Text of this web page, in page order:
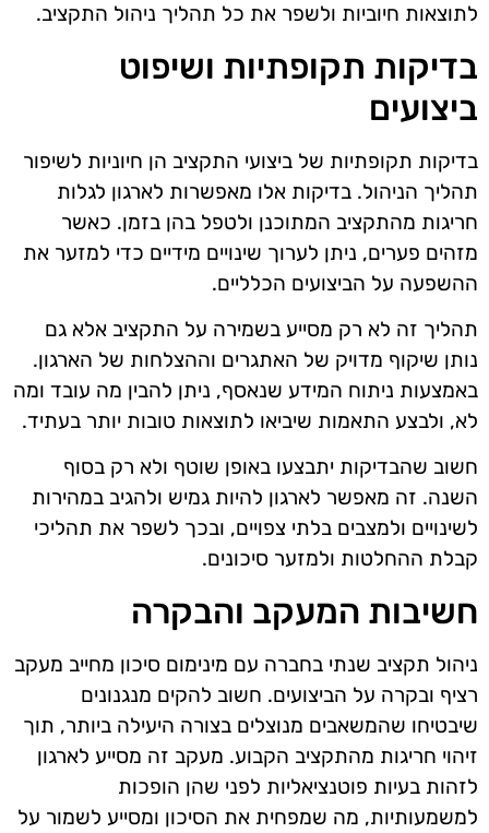
לתוצאות חיוביות ולשפר את כל תהליך ניהול התקציב.
בדיקות תקופתיות ושיפוט
ביצועים
בדיקות תקופתיות של ביצועי התקציב הן חיוניות לשיפור
תהליך הניהול. בדיקות אלו מאפשרות לארגון לגלות
חריגות מהתקציב המתוכנן ולטפל בהן בזמן. כאשר
מזהים פערים, ניתן לערוך שינויים מידיים כדי למזער את
ההשפעה על הביצועים הכלליים.
תהליך זה לא רק מסייע בשמירה על התקציב אלא גם
נותן שיקוף מדויק של האתגרים וההצלחות של הארגון.
באמצעות ניתוח המידע שנאסף, ניתן להבין מה עובד ומה
לא, ולבצע התאמות שיביאו לתוצאות טובות יותר בעתיד.
חשוב שהבדיקות יתבצעו באופן שוטף ולא רק בסוף
השנה. זה מאפשר לארגון להיות גמיש ולהגיב במהירות
לשינויים ולמצבים בלתי צפויים, ובכך לשפר את תהליכי
קבלת ההחלטות ולמזער סיכונים.
חשיבות המעקב והבקרה
ניהול תקציב שנתי בחברה עם מינימום סיכון מחייב מעקב
רציף ובקרה על הביצועים. חשוב להקים מנגנונים
שיבטיחו שהמשאבים מנוצלים בצורה היעילה ביותר, תוך
זיהוי חריגות מהתקציב הקבוע. מעקב זה מסייע לארגון
לזהות בעיות פוטנציאליות לפני שהן הופכות
למשמעותיות, מה שמפחית את הסיכון ומסייע לשמור על